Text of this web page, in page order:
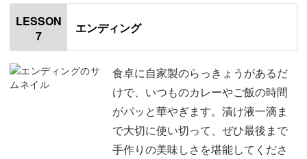
今回使用する資料について
トラブルシューティング
季節の仕事のつながり 03:49
04:50
LESSON
7
エンディング
食卓に自家製のらっきょうがあるだ
けで、いつものカレーやご飯の時間
がパッと華やぎます。漬け液一滴ま
で大切に使い切って、ぜひ最後まで
手作りの美味しさを堪能してくださ